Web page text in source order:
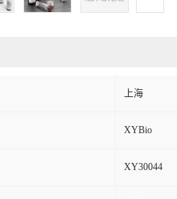
上海
XYBio
XY30044